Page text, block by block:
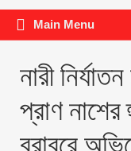
Main Menu
নারী
প্রাণ
বরাবরে